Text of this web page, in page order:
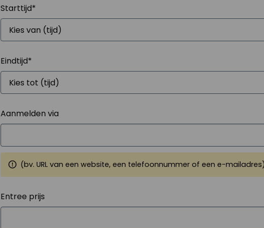
Starttijd*
Eindtijd*
Aanmelden via
(bv. URL van een website, een telefoonnummer of een e-
Entree prijs